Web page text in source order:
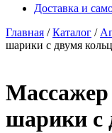
Доставка и
Главная /Каталог /
шарики с двумя
шарики с